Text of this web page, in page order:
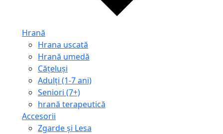
Hrană
Hrana uscată
Hrană umedă
Cățeluși
Adulți (1-7 ani)
Seniori (7+)
hrană terapeutică
Accesorii
Zgarde și Lesa